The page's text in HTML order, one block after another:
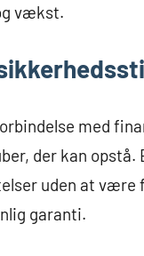
vækst.
med
der kan opstå.
uden at være
garanti.